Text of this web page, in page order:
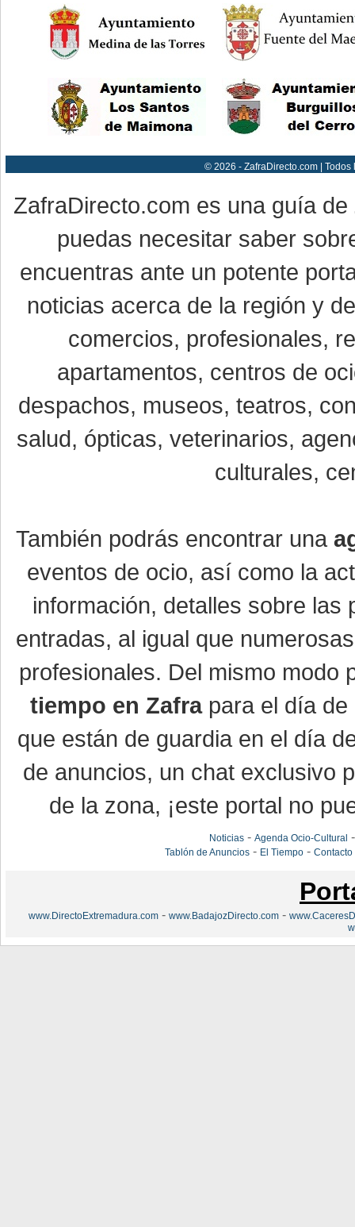
© 2026 - ZafraDirecto.com |
ZafraDirecto.com es una guía de
puedas necesitar saber
encuentras ante un potente
noticias acerca de la región y
comercios, profesionales,
apartamentos, centros de
despachos, museos, teatros,
salud, ópticas, veterinarios,
culturales,
También podrás encontrar una
eventos de ocio, así como la
información, detalles sobre
entradas, al igual que
profesionales. Del mismo modo
tiempo en Zafrapara el día de
que están de guardia en el día
de anuncios, un chat exclusivo
de la zona, ¡este portal no
Noticias- Agenda Ocio-Cultural
Tablón de Anuncios- El Tiempo- Contacto
www.DirectoExtremadura.com - www.BadajozDirecto.com -